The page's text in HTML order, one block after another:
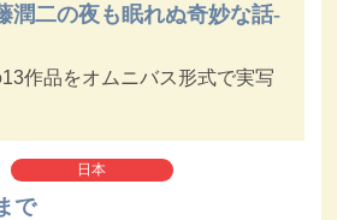
潤二の夜も眠れぬ奇妙な話-
作品をオムニバス形式で実写
日本
で